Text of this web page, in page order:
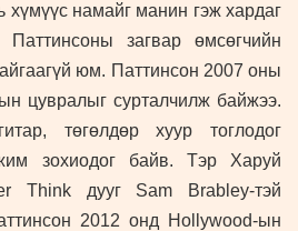
хүмүүс намайг манин гэж хардаг
загвар өмсөгчийн
юм. Паттинсон 2007 оны
цувралыг сурталчилж байжээ.
төгөлдөр хуур тоглодог
зохиодог байв. Тэр Харуй
Think дууг Sam Brabley-тэй
2012 онд Hollywood-ын